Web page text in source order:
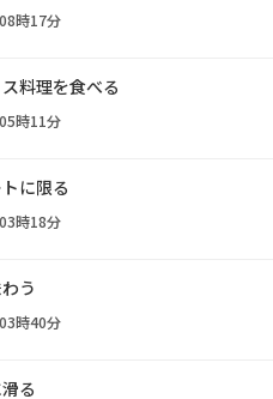
時17分
料理を食べる
時11分
に限る
時18分
う
時40分
る